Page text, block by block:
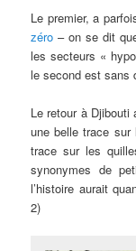
Le premier, a
zéro – on se dit
les secteurs «
le second est sans
Le retour à Djibouti
une belle trace
trace sur les
synonymes de
l’histoire aurait
2)